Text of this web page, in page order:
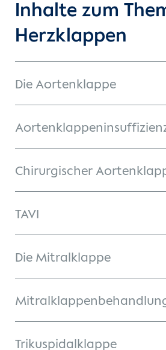
Inhalte zum
Herzklappen
Die Aortenklappe
Chirurgischer
TAVI
Die Mitralklappe
Trikuspidalklappe